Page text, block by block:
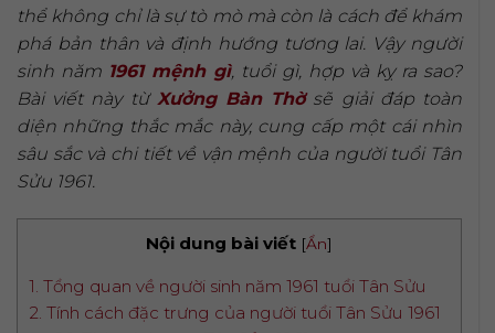
thể không chỉ là sự tò mò mà còn là cách để khám
phá bản thân và định hướng tương lai. Vậy người
sinh năm 1961 mệnh gì, tuổi gì, hợp và kỵ ra sao?
Bài viết này từ Xưởng Bàn Thờsẽ giải đáp toàn
diện những thắc mắc này, cung cấp một cái nhìn
sâu sắc và chi tiết về vận mệnh của người tuổi Tân
Sửu 1961.
Nội dung bài viết [Ẩn]
1. Tổng quan về người sinh năm 1961 tuổi Tân Sửu
2. Tính cách đặc trưng của người tuổi Tân Sửu 1961